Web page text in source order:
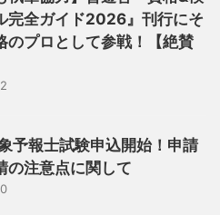
完全ガイド2026』刊行にそ
のプロとして参戦！【絶賛
予報士試験申込開始！申請
の注意点に関して